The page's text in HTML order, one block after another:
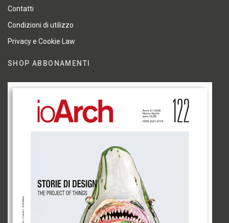
Contatti
Condizioni di utilizzo
Privacy e Cookie Law
SHOP ABBONAMENTI